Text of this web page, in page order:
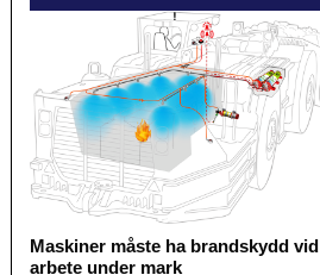
Maskiner måste ha brandskydd vid
arbete under mark